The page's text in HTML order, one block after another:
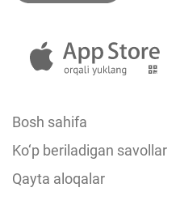
Bosh sahifa
Ko‘p beriladigan savollar
Qayta aloqalar